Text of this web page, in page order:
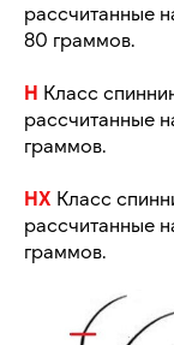
рассчитанные
80 граммов.
H Класс
рассчитанные
граммов.
HX Класс
рассчитанные
граммов.